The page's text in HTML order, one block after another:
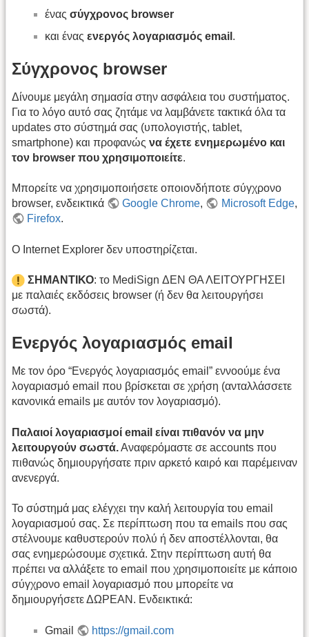
ένας σύγχρονος browser
και ένας ενεργός λογαριασμός email .
Σύγχρονος browser
Δίνουμε μεγάλη σημασία στην ασφάλεια του συστήματος.
Για το λόγο αυτό σας ζητάμε να λαμβάνετε τακτικά όλα τα
updates στο σύστημά σας (υπολογιστής, tablet,
smartphone) και προφανώς να έχετε ενημερωμένο και
τον browser που χρησιμοποιείτε.
Μπορείτε να χρησιμοποιήσετε οποιονδήποτε σύγχρονο
browser, ενδεικτικά
Google Chrome, Microsoft Edge,
Firefox.
Ο Internet Explorer δεν υποστηρίζεται.
ΣΗΜΑΝΤΙΚΟ: το MediSign ΔΕΝ ΘΑ ΛΕΙΤΟΥΡΓΗΣΕΙ
με παλαιές εκδόσεις browser (ή δεν θα λειτουργήσει
σωστά).
Ενεργός λογαριασμός email
Με τον όρο “Ενεργός λογαριασμός email” εννοούμε ένα
λογαριασμό email που βρίσκεται σε χρήση (ανταλλάσσετε
κανονικά emails με αυτόν τον λογαριασμό).
Παλαιοί λογαριασμοί email είναι πιθανόν να μην
λειτουργούν σωστά.Αναφερόμαστε σε accounts που
πιθανώς δημιουργήσατε πριν αρκετό καιρό και παρέμειναν
ανενεργά.
Το σύστημά μας ελέγχει την καλή λειτουργία του email
λογαριασμού σας. Σε περίπτωση που τα emails που σας
στέλνουμε καθυστερούν πολύ ή δεν αποστέλλονται, θα
σας ενημερώσουμε σχετικά. Στην περίπτωση αυτή θα
πρέπει να αλλάξετε το email που χρησιμοποιείτε με κάποιο
σύγχρονο email λογαριασμό που μπορείτε να
δημιουργήσετε ΔΩΡΕΑΝ. Ενδεικτικά:
Gmail
https://gmail.com